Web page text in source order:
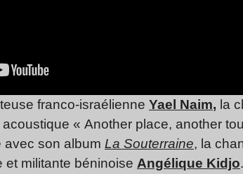
franco-israélienne Yael Naim, la
« Another place, another
avec son album La Souterraine, la
militante béninoise Angélique Kidjo